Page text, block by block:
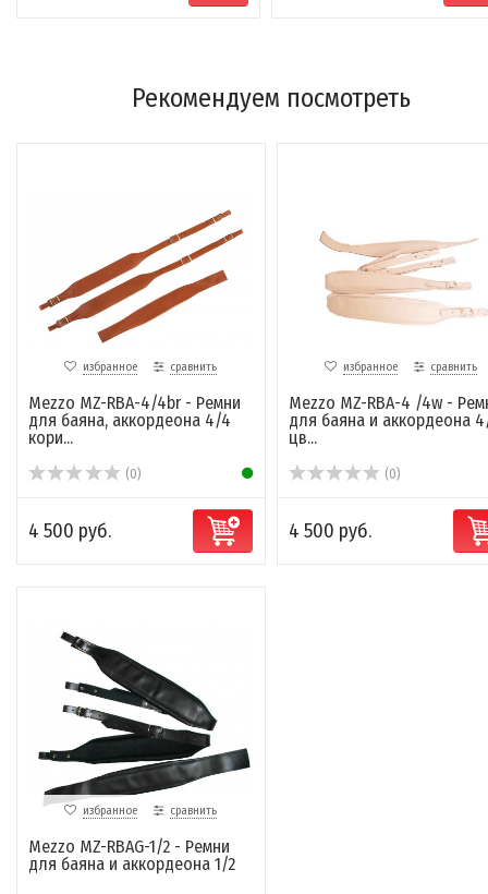
Рекомендуем посмотреть
избранное сравнить
Mezzo MZ-RBA-4/4br - Ремни
для баяна, аккордеона 4/4
кори...
(0)
4 500 руб.
избранное сравнить
Mezzo MZ-RBA-4 /4w -
для баяна и аккордеона
цв...
(0)
4 500 руб.
избранное сравнить
Mezzo MZ-RBAG-1/2 - Ремни
для баяна и аккордеона 1/2